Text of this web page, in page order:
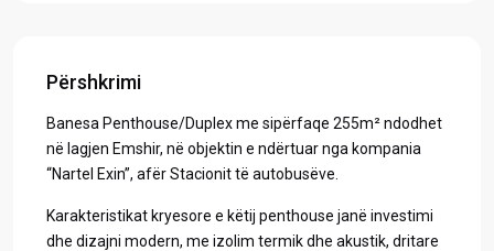
Përshkrimi
Banesa Penthouse/Duplex me sipërfaqe 255m² ndodhet
në lagjen Emshir, në objektin e ndërtuar nga kompania
“Nartel Exin”, afër Stacionit të autobusëve.
Karakteristikat kryesore e këtij penthouse janë investimi
dhe dizajni modern, me izolim termik dhe akustik, dritare